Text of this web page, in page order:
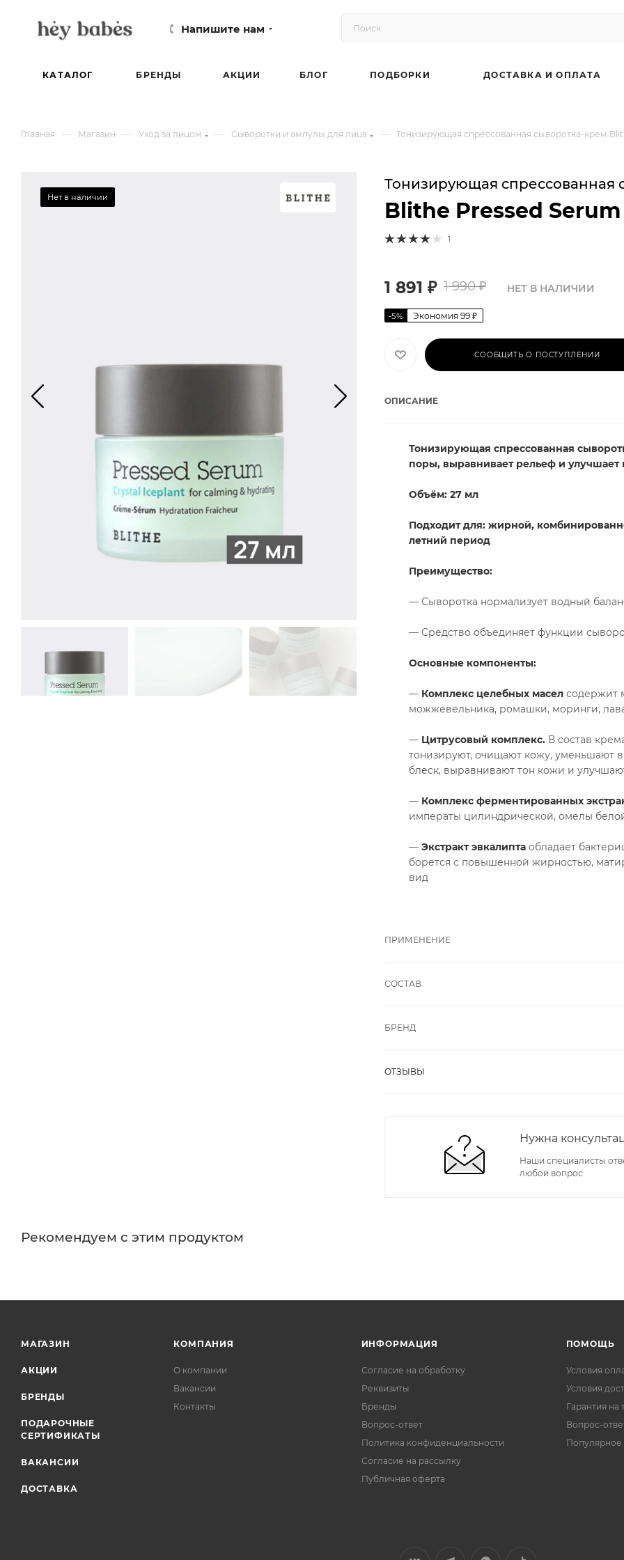
Напишите нам
КАТАЛОГ БРЕНДЫ АКЦИИ БЛОГ ПОДБОРКИ ДОСТАВКА И ОПЛАТА
Главная — Магазин — Уход за лицом — Сыворотки и ампулы для лица — Тонизирующая спрессованная сыворотка-крем
Нет в наличии
Тонизирующая спрессованная
Blithe Pressed
1
1 891 ₽ 1 990₽
-5% Экономия 99 ₽
НЕТ В НАЛИЧИИ
СООБЩИТЬ О ПОСТУПЛЕНИИ
ОПИСАНИЕ
Тонизирующая спрессованная
поры, выравнивает рельеф и улучшает
Объём: 27 мл
Подходит для: жирной,
летний период
Преимущество:
— Сыворотка нормализует водный
— Средство объединяет функции
Основные компоненты:
— Комплекс целебных масел содержит
можжевельника, ромашки, моринги,
— Цитрусовый комплекс. В состав
тонизируют, очищают кожу, уменьшают
блеск, выравнивают тон кожи и
— Комплекс ферментированных
императы цилиндрической, омелы
— Экстракт эвкалипта обладает
борется с повышенной жирностью,
вид
ПРИМЕНЕНИЕ
СОСТАВ
БРЕНД
ОТЗЫВЫ
Нужна
Наши специалисты
любой вопрос
Рекомендуем с этим продуктом
МАГАЗИН
АКЦИИ
БРЕНДЫ
ПОДАРОЧНЫЕ
СЕРТИФИКАТЫ
ВАКАНСИИ
ДОСТАВКА
КОМПАНИЯ
О компании
Вакансии
Контакты
ИНФОРМАЦИЯ
Согласие на обработку
Реквизиты
Бренды
Вопрос-ответ
Политика конфиденциальности
Согласие на рассылку
Публичная оферта
ПОМОЩЬ
Условия
Условия
Гарантия на
Вопрос-
Популярное